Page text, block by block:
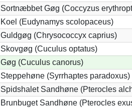
Sortnæbbet Gøg (Coccyzus
Koel (Eudynamys scolopaceus)
Guldgøg (Chrysococcyx caprius)
Skovgøg (Cuculus optatus)
Gøg (Cuculus canorus)
Steppehøne (Syrrhaptes paradoxus)
Spidshalet Sandhøne (Pterocles
Brunbuget Sandhøne (Pterocles